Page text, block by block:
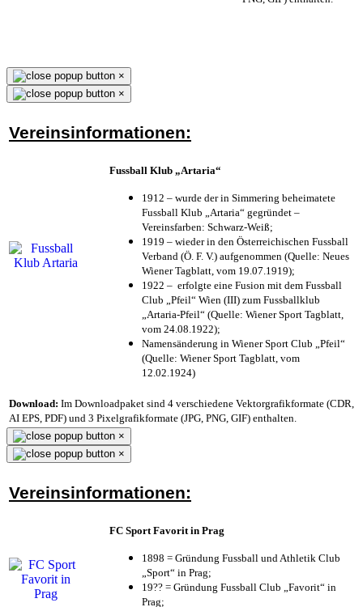
×
×
Vereinsinformationen:
Fussball Klub „Artaria“
1912 – wurde der in Simmering beheimatete
Fussball Klub „Artaria“ gegründet –
Vereinsfarben: Schwarz-Weiß;
1919 – wieder in den Österreichischen Fussball
Verband (Ö. F. V.) aufgenommen (Quelle: Neues
Wiener Tagblatt, vom 19.07.1919);
1922 – erfolgte eine Fusion mit dem Fussball
Club „Pfeil“ Wien (III) zum Fussballklub
„Artaria-Pfeil“ (Quelle: Wiener Sport Tagblatt,
vom 24.08.1922);
Namensänderung in Wiener Sport Club „Pfeil“
(Quelle: Wiener Sport Tagblatt, vom
12.02.1924)
Download: Im Downloadpaket sind 4 verschiedene Vektorgrafikformate (CDR,
AI EPS, PDF) und 3 Pixelgrafikformate (JPG, PNG, GIF) enthalten.
×
×
Vereinsinformationen:
FC Sport Favorit in Prag
1898 = Gründung Fussball und Athletik Club
„Sport“ in Prag;
19?? = Gründung Fussball Club „Favorit“ in
Prag;